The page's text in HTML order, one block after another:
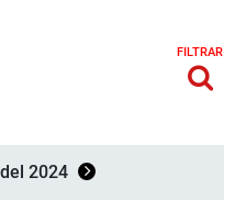
FILTRAR
2024